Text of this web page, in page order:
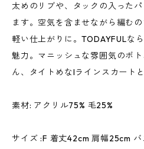
太めのリブや、タックの入った
ます。空気を含ませながら編む
軽い仕上がりに。TODAYFULな
魅力。マニッシュな雰囲気のボ
ん、タイトめなIラインスカート
素材: アクリル75% 毛25%
サイズ :F 着丈42cm 肩幅25cm